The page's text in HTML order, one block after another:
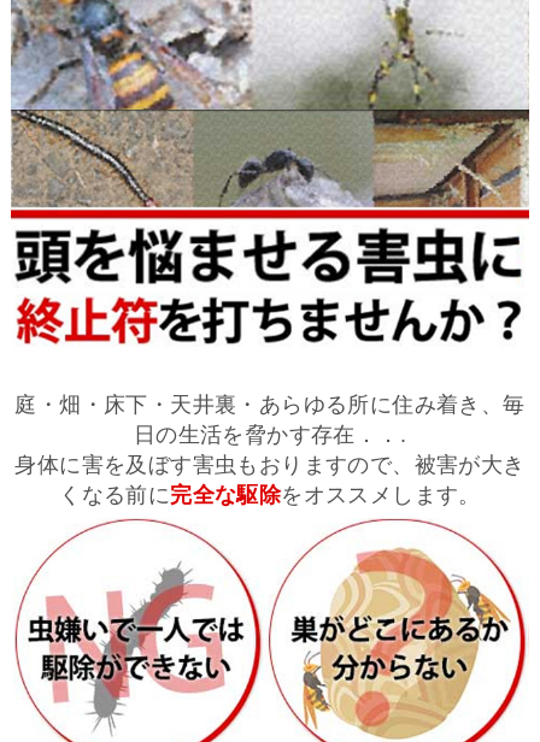
庭・畑・床下・天井裏・あらゆる所に住み着き、毎
日の生活を脅かす存在．．.
身体に害を及ぼす害虫もおりますので、被害が大き
くなる前に完全な駆除をオススメします。